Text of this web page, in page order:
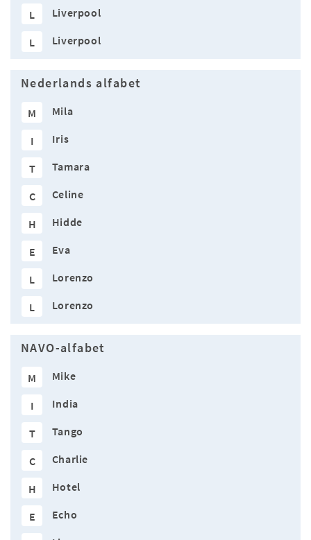
L Liverpool
L Liverpool
Nederlands alfabet
M Mila
I Iris
T Tamara
C Celine
H Hidde
E Eva
L Lorenzo
L Lorenzo
NAVO-alfabet
M Mike
I India
T Tango
C Charlie
H Hotel
E Echo